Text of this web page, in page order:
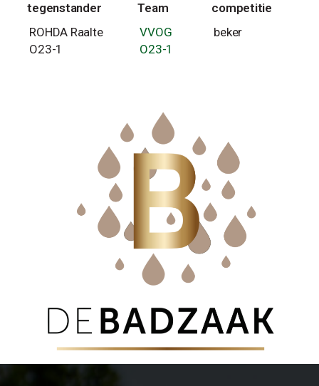
tegenstander
Team
competitie
ROHDA Raalte
O23-1
VVOG
O23-1
beker